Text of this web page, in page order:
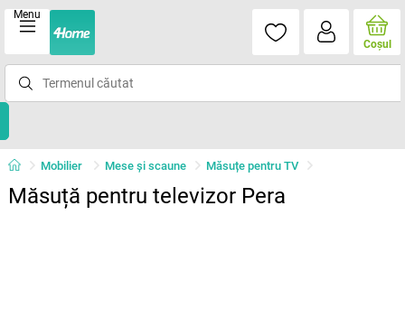
Menu
Coşul
Mobilier Mese şi scaune Măsuțe pentru TV
Măsuță pentru televizor Pera